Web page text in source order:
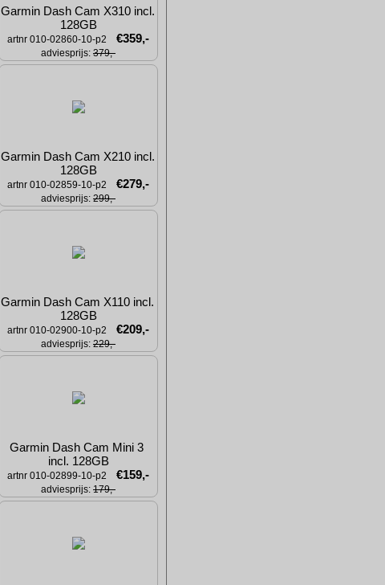
Garmin Dash Cam X310 incl.
128GB
artnr 010-02860-10-p2 €359,-
adviesprijs: 379,-
Garmin Dash Cam X210 incl.
128GB
artnr 010-02859-10-p2 €279,-
adviesprijs: 299,-
Garmin Dash Cam X110 incl.
128GB
artnr 010-02900-10-p2 €209,-
adviesprijs: 229,-
Garmin Dash Cam Mini 3
incl. 128GB
artnr 010-02899-10-p2 €159,-
adviesprijs: 179,-